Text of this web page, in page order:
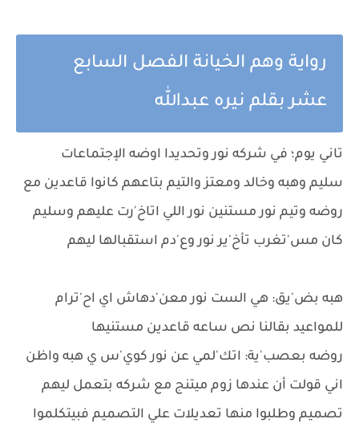
رواية وهم الخيانة الفصل السابع
عشر بقلم نيره عبدالله
تاني يوم؛ في شركه نور وتحديدا اوضه الإجتماعات
سليم وهبه وخالد ومعتز والتيم بتاعهم كانوا قاعدين مع
روضه وتيم نور مستنين نور اللي اتاخ'رت عليهم وسليم
كان مس'تغرب تأخ'ير نور وع'دم استقبالها ليهم
هبه بض'يق: هي الست نور معن'دهاش اي اح'ترام
للمواعيد بقالنا نص ساعه قاعدين مستنيها
روضه بعصب'ية: اتك'لمي عن نور كوي'س ي هبه واظن
اني قولت أن عندها زوم ميتنج مع شركه بتعمل ليهم
تصميم وطلبوا منها تعديلات علي التصميم فبيتكلموا